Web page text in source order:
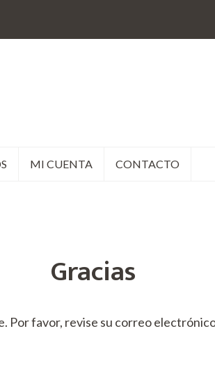
MI CUENTA CONTACTO
Gracias
Por favor, revise su correo